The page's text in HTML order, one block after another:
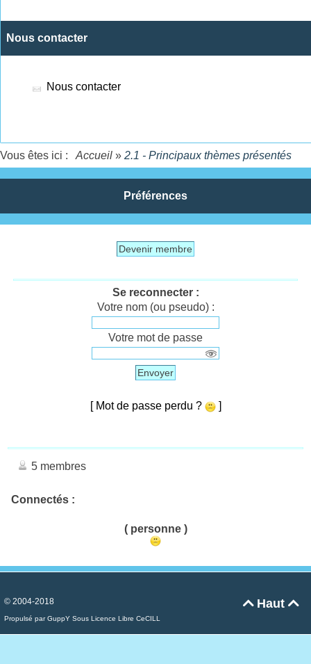
Nous contacter
Nous contacter
Vous êtes ici : Accueil » 2.1 - Principaux thèmes présentés
Préférences
Devenir membre
Se reconnecter :
Votre nom (ou pseudo) :
Votre mot de passe
Envoyer
[ Mot de passe perdu ? ]
5 membres
Connectés :
( personne )
Haut 
© 2004-2018
Propulsé par GuppY Sous Licence Libre CeCILL